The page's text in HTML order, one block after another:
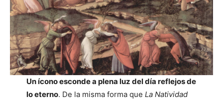
Un ícono esconde a plena luz del día reflejos de
lo eterno. De la misma forma que La Natividad